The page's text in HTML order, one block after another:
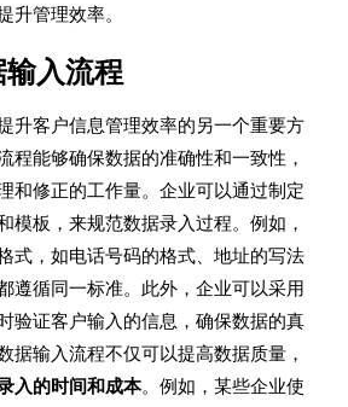
升管理效率。
入流程
升客户信息管理效率的另一个重要方
程能够确保数据的准确性和一致性，
和修正的工作量。企业可以通过制定
模板，来规范数据录入过程。例如，
式，如电话号码的格式、地址的写法
遵循同一标准。此外，企业可以采用
验证客户输入的信息，确保数据的真
据输入流程不仅可以提高数据质量，
入的时间和成本。例如，某些企业使